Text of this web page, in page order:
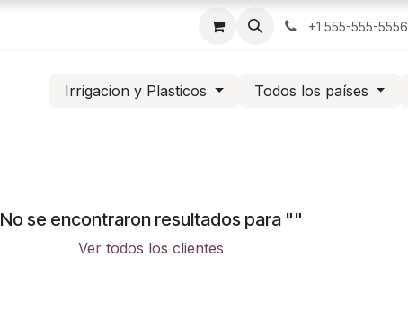
+1 555-555-5556
Irrigacion y Plasticos Todos los países
No se encontraron resultados para ""
Ver todos los clientes